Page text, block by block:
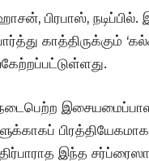
பிரபாஸ்,
காத்திருக்கும்
இந்த